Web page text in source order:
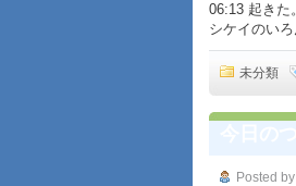
06:13 起きた
シケイのい
未分類
Posted by